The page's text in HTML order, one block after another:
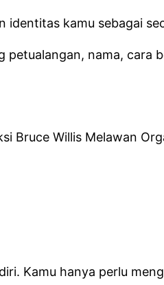
kamu sebagai
nama, cara
Bruce Willis Melawan
Kamu hanya perlu